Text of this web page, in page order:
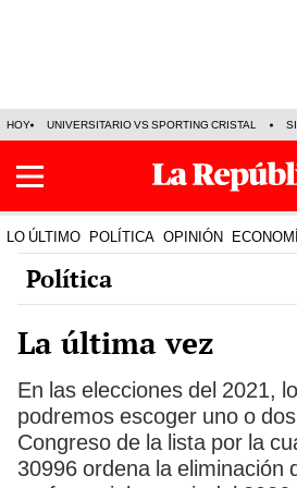
HOY UNIVERSITARIO VS SPORTING CRISTAL
LO ÚLTIMO POLÍTICA OPINIÓN
Política
La última vez
En las elecciones del 2021,
podremos escoger uno o
Congreso de la lista por la
30996 ordena la eliminación